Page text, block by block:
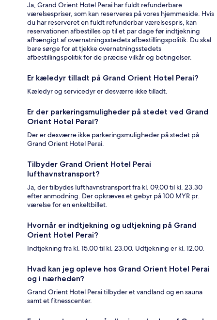
Ja, Grand Orient Hotel Perai har fuldt refunderbare
værelsespriser, som kan reserveres på vores hjemmeside. Hvis
du har reserveret en fuldt refunderbar værelsespris, kan
reservationen afbestilles op til et par dage før indtjekning
afhængigt af overnatningsstedets afbestillingspolitik. Du skal
bare sørge for at tjekke overnatningsstedets
afbestillingspolitik for de præcise vilkår og betingelser.
Er kæledyr tilladt på Grand Orient Hotel Perai?
Kæledyr og servicedyr er desværre ikke tilladt.
Er der parkeringsmuligheder på stedet ved Grand
Orient Hotel Perai?
Der er desværre ikke parkeringsmuligheder på stedet på
Grand Orient Hotel Perai.
Tilbyder Grand Orient Hotel Perai
lufthavnstransport?
Ja, der tilbydes lufthavnstransport fra kl. 09.00 til kl. 23.30
efter anmodning. Der opkræves et gebyr på 100 MYR pr.
værelse for en enkeltbillet.
Hvornår er indtjekning og udtjekning på Grand
Orient Hotel Perai?
Indtjekning fra kl. 15.00 til kl. 23.00. Udtjekning er kl. 12.00.
Hvad kan jeg opleve hos Grand Orient Hotel Perai
og i nærheden?
Grand Orient Hotel Perai tilbyder et vandland og en sauna
samt et fitnesscenter.